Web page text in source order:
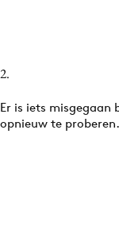
2.
Er is iets misgegaan
opnieuw te proberen.